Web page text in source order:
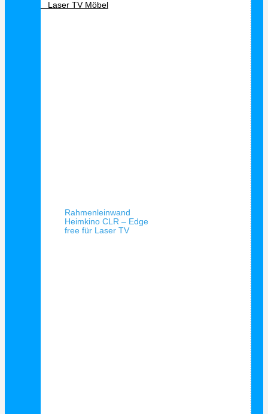
Laser TV Möbel
Rahmenleinwand
Heimkino CLR – Edge
free für Laser TV